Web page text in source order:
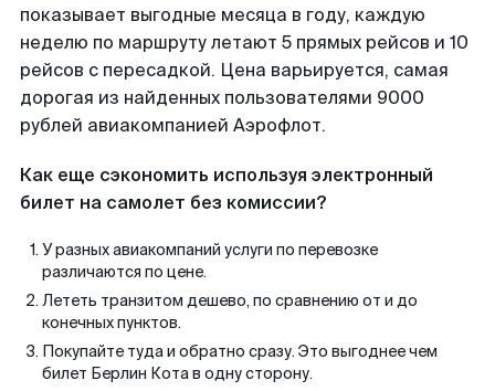
показывает выгодные месяца в году, каждую
неделю по маршруту летают 5 прямых рейсов и 10
рейсов с пересадкой. Цена варьируется, самая
дорогая из найденных пользователями 9000
рублей авиакомпанией Аэрофлот.
Как еще сэкономить используя электронный
билет на самолет без комиссии?
У разных авиакомпаний услуги по перевозке
различаются по цене.
Лететь транзитом дешево, по сравнению от и до
конечных пунктов.
Покупайте туда и обратно сразу. Это выгоднее чем
билет Берлин Кота в одну сторону.